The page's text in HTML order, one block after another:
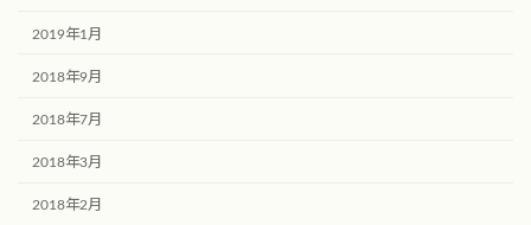
2019年1月
2018年9月
2018年7月
2018年3月
2018年2月